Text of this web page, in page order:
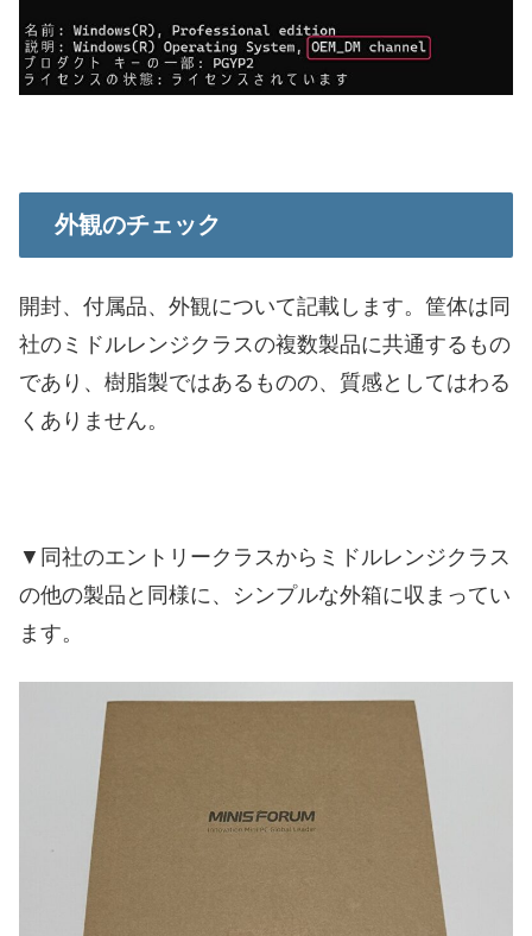
外観のチェック
開封、付属品、外観について記載します。筐体は同
社のミドルレンジクラスの複数製品に共通するもの
であり、樹脂製ではあるものの、質感としてはわる
くありません。
▼同社のエントリークラスからミドルレンジクラス
の他の製品と同様に、シンプルな外箱に収まってい
ます。